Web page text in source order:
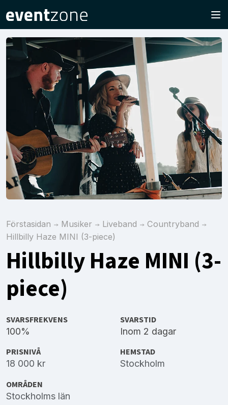
Förstasidan Musiker Liveband
Countryband
Hillbilly Haze MINI (3-piece)
Hillbilly Haze MINI (3-
piece)
SVARSFREKVENS
100%
SVARSTID
Inom 2 dagar
PRISNIVÅ
18 000 kr
HEMSTAD
Stockholm
OMRÅDEN
Stockholms län